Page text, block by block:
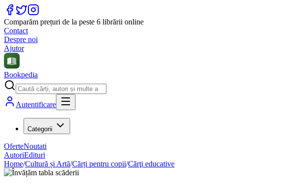
Comparăm prețuri de la peste 6 librării online
Contact
Despre noi
Ajutor
Bookpedia
Autentificare
Categorii
OferteNoutati
AutoriEdituri
Home/Cultură și Artă/Cărți pentru copii/Cărţi educative